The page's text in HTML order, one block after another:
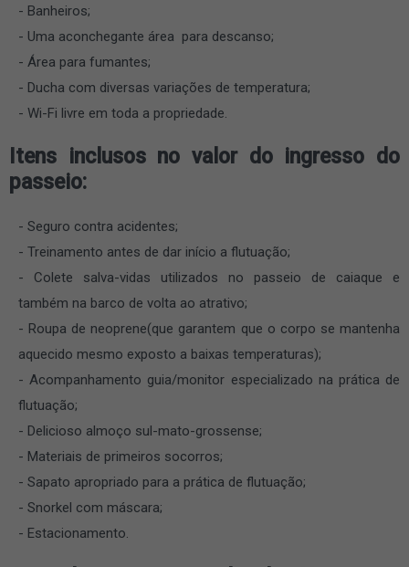
Banheiros;
Uma aconchegante área para descanso;
Área para fumantes;
Ducha com diversas variações de temperatura;
Wi-Fi livre em toda a propriedade.
Itens inclusos no valor do ingresso do
passeio:
Seguro contra acidentes;
Treinamento antes de dar início a flutuação;
Colete salva-vidas utilizados no passeio de caiaque e
também na barco de volta ao atrativo;
Roupa de neoprene(que garantem que o corpo se mantenha
aquecido mesmo exposto a baixas temperaturas);
Acompanhamento guia/monitor especializado na prática de
flutuação;
Delicioso almoço sul-mato-grossense;
Materiais de primeiros socorros;
Sapato apropriado para a prática de flutuação;
Snorkel com máscara;
Estacionamento.